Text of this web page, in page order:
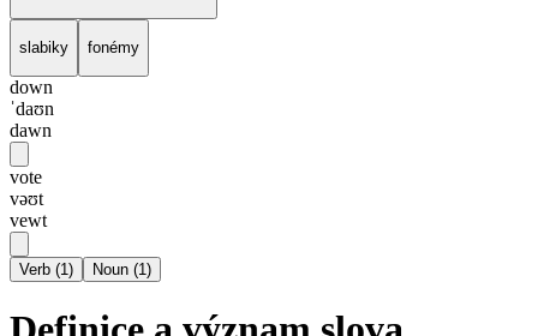
slabiky fonémy
down
ˈdaʊn
dawn
vote
vəʊt
vewt
Verb (1) Noun (1)